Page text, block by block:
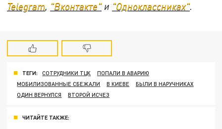
Telegram, "Вконтакте" и "Одноклассниках".
ТЕГИ: СОТРУДНИКИ ТЦК
ПОПАЛИ В АВАРИЮ
МОБИЛИЗОВАННЫЕ СБЕЖАЛИ
В КИЕВЕ
БЫЛИ В НАРУЧНИКАХ
ОДИН ВЕРНУЛСЯ
ВТОРОЙ ИСЧЕЗ
ЧИТАЙТЕ ТАКЖЕ: